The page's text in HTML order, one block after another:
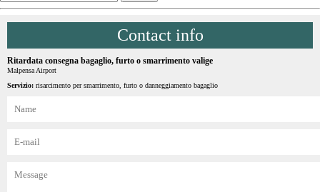
Contact info
Ritardata consegna bagaglio, furto o smarrimento valige
Malpensa Airport
Servizio: risarcimento per smarrimento, furto o danneggiamento bagaglio